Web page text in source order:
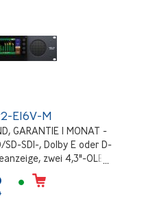
E16V-M
GARANTIE 1 MONAT -
SD-SDI-, Dolby E oder D-
zwei 4,3"-OLED-
Pegelanzeigen und des
WO829024 I/O-Modul
AES)